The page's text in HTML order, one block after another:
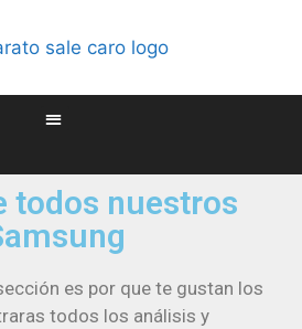
todos nuestros
es por que te gustan los
todos los análisis y